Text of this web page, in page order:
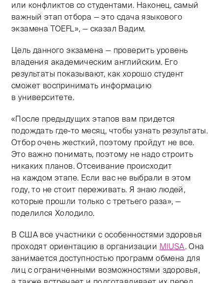
или конфликтов со студентами. Наконец, самый
важный этап отбора — это сдача языкового
экзамена TOEFL», — сказал Вадим.
Цель данного экзамена — проверить уровень
владения академическим английским. Его
результаты показывают, как хорошо студент
сможет воспринимать информацию
в университете.
«После предыдущих этапов вам придется
подождать где-то месяц, чтобы узнать результаты.
Отбор очень жесткий, поэтому пройдут не все.
Это важно понимать, поэтому не надо строить
никаких планов. Отсеивание происходит
на каждом этапе. Если вас не выбрали в этом
году, то не стоит переживать. Я знаю людей,
которые прошли только с третьего раза», —
поделился Холодило.
В США все участники с особенностями здоровья
проходят ориентацию в организации MIUSA. Она
занимается доступностью программ обмена для
лиц с ограниченными возможностями здоровья,